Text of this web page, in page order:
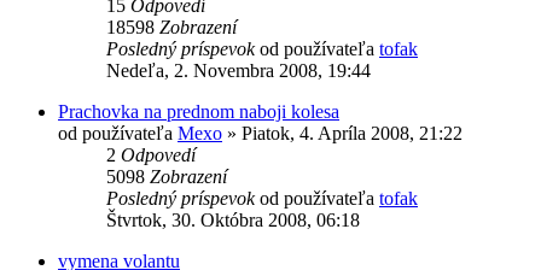
15 Odpovedí
18598 Zobrazení
Posledný príspevokod používateľa tofak
Nedeľa, 2. Novembra 2008, 19:44
Prachovka na prednom naboji kolesa
od používateľa Mexo » Piatok, 4. Apríla 2008, 21:22
2 Odpovedí
5098 Zobrazení
Posledný príspevokod používateľa tofak
Štvrtok, 30. Októbra 2008, 06:18
vymena volantu